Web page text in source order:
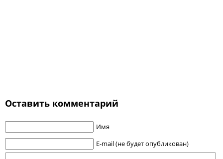
Оставить комментарий
Имя
E-mail (не будет опубликован)